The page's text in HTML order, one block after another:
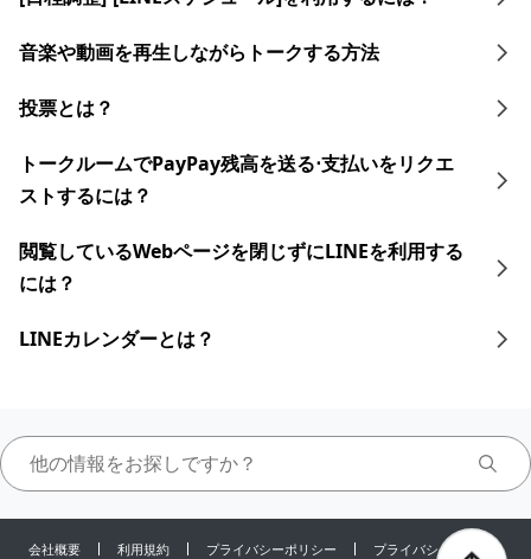
音楽や動画を再生しながらトークする 方法
投票とは？
トークルームでPayPay残高を送る⋅支払いをリクエ
ストするには？
閲覧しているWebページを閉じずにLINEを利用する
には？
LINEカレンダーとは？
会社概要 利用規約 プライバシーポリシー プライバシーセンター